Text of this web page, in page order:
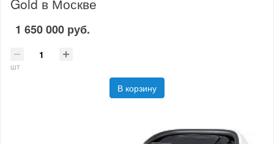
Gold в Москве
1 650 000 руб.
шт
В корзину